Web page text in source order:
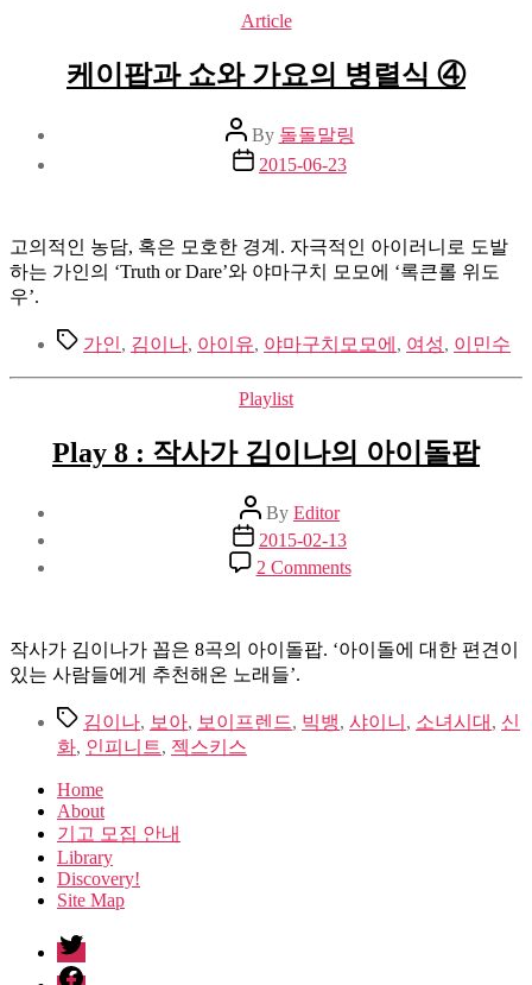
Categories
Article
케이팝과 쇼와 가요의 병렬식 ④
Post
author
By 돌돌말링
Post
date
2015-06-23
고의적인 농담, 혹은 모호한 경계. 자극적인 아이러니로 도발
하는 가인의 ‘Truth or Dare’와 야마구치 모모에 ‘록큰롤 위도
우’.
Tags가인, 김이나, 아이유, 야마구치모모에 , 여성, 이민수
Categories
Playlist
Play 8 : 작사가 김이나의 아이돌팝
Post
author
By Editor
Post
date
2015-02-13
2 Commentson
Play
작
김
작사가 김이나가 꼽은 8곡의 아이돌팝. ‘아이돌에 대한 편견이
있는 사람들에게 추천해온 노래들’.
Tags김이나, 보아, 보이프렌드, 빅뱅, 샤이니 , 소녀시대 , 신
화, 인피니트, 젝스키스
Home
About
기고 모집 안내
Library
Discovery!
Site Map
twitter
facebook